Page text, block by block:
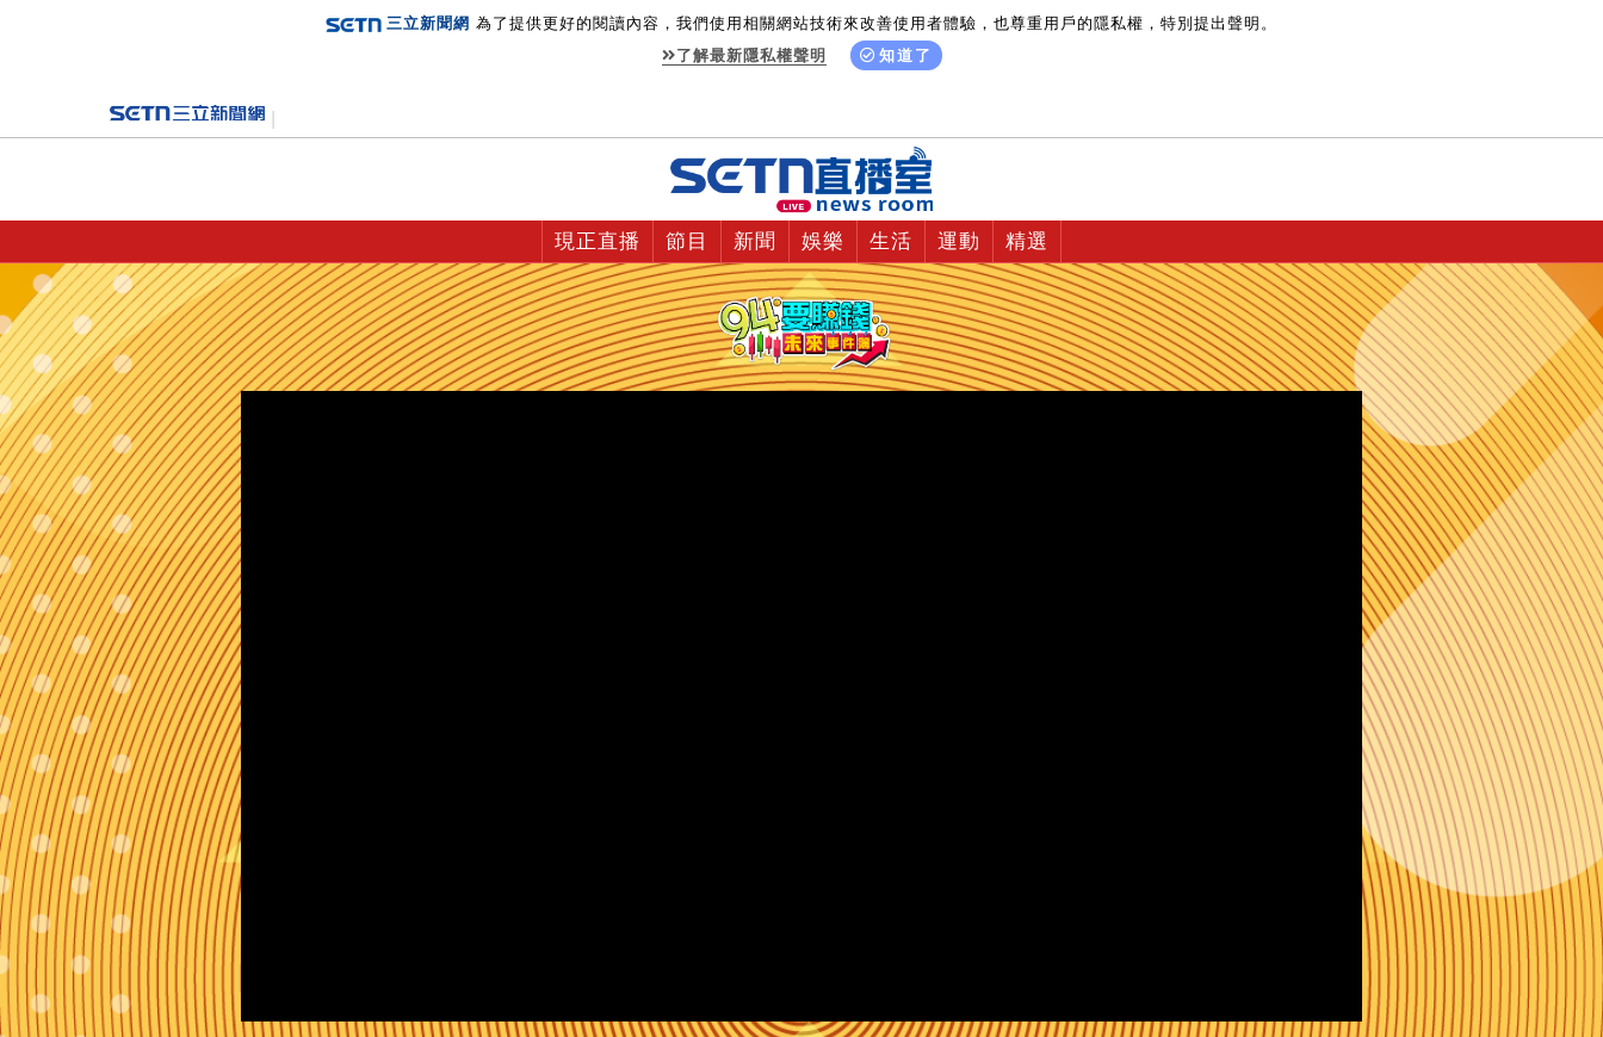
三立新聞網 為了提供更好的閱讀內容，我們使用相關網站技術來改善使用者體驗，也尊重用戶的隱私權，特別提出聲明。
了解最新隱私權聲明
知道了
現正直播 節目 新聞 娛樂 生活 運動 精選